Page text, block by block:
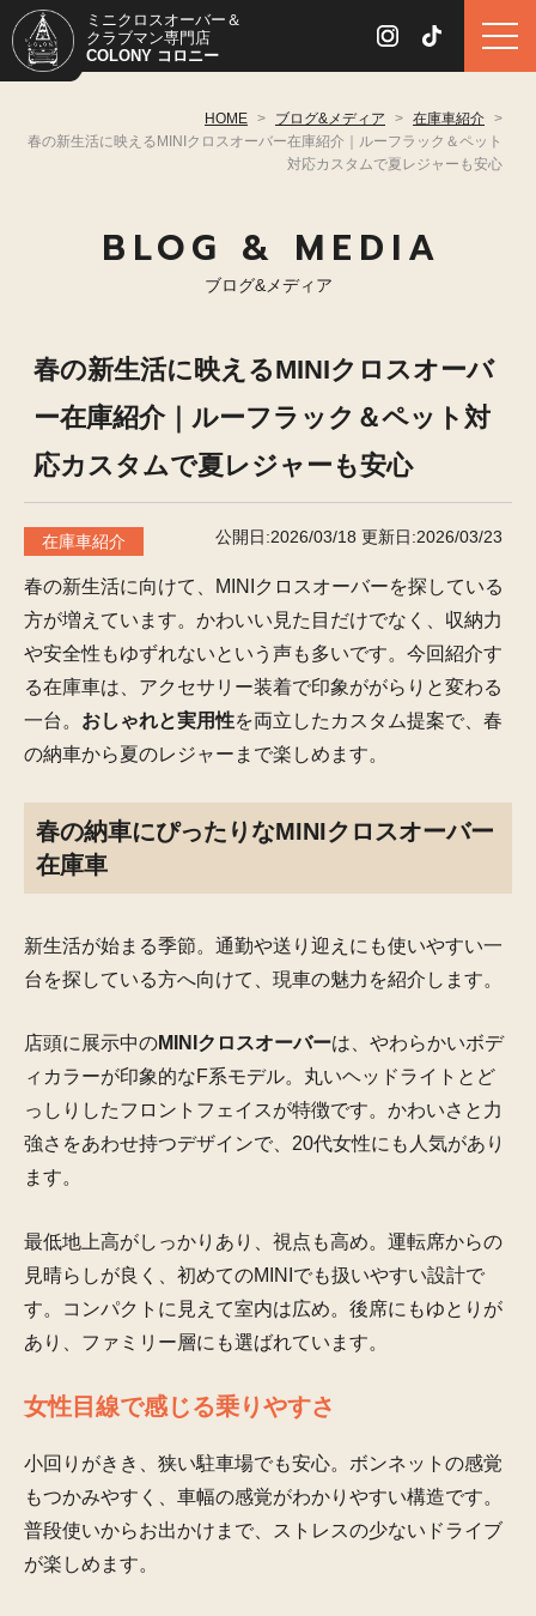
ミニクロスオーバー＆
クラブマン専門店
COLONY コロニー
HOME > ブログ&メディア > 在庫車紹介 >
春の新生活に映えるMINIクロスオーバー在庫紹介｜ルーフラック＆ペット
対応カスタムで夏レジャーも安心
BLOG & MEDIA
ブログ&メディア
春の新生活に映えるMINIクロスオーバ
ー在庫紹介｜ルーフラック＆ペット対
応カスタムで夏レジャーも安心
在庫車紹介 公開日:2026/03/18 更新日:2026/03/23
春の新生活に向けて、MINIクロスオーバーを探している
方が増えています。かわいい見た目だけでなく、収納力
や安全性もゆずれないという声も多いです。今回紹介す
る在庫車は、アクセサリー装着で印象ががらりと変わる
一台。 おしゃれと実用性を両立したカスタム提案で、春
の納車から夏のレジャーまで楽しめます。
春の納車にぴったりなMINIクロスオーバー
在庫車
新生活が始まる季節。通勤や送り迎えにも使いやすい一
台を探している方へ向けて、現車の魅力を紹介します。
店頭に展示中のMINIクロスオーバーは、やわらかいボデ
ィカラーが印象的なF系モデル。丸いヘッドライトとど
っしりしたフロントフェイスが特徴です。かわいさと力
強さをあわせ持つデザインで、20代女性にも人気があり
ます。
最低地上高がしっかりあり、視点も高め。運転席からの
見晴らしが良く、初めてのMINIでも扱いやすい設計で
す。コンパクトに見えて室内は広め。後席にもゆとりが
あり、ファミリー層にも選ばれています。
女性目線で感じる乗りやすさ
小回りがきき、狭い駐車場でも安心。ボンネットの感覚
もつかみやすく、車幅の感覚がわかりやすい構造です。
普段使いからお出かけまで、ストレスの少ないドライブ
が楽しめます。